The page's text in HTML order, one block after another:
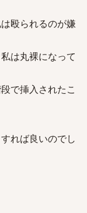
殴られるのが嫌
は丸裸になって
で挿入されたこ
れば良いのでし